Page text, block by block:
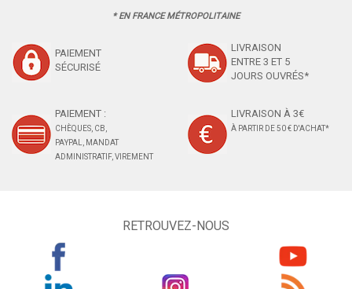
* EN FRANCE MÉTROPOLITAINE
PAIEMENT
SÉCURISÉ
LIVRAISON
ENTRE 3 ET 5
JOURS OUVRÉS*
PAIEMENT :
CHÈQUES, CB,
PAYPAL, MANDAT
ADMINISTRATIF, VIREMENT
LIVRAISON À 3€
À PARTIR DE 50 € D'ACHAT*
RETROUVEZ-NOUS